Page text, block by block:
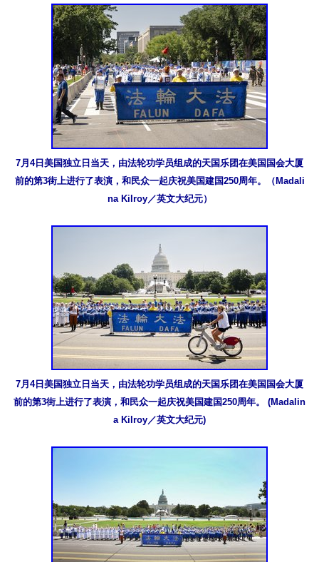
7月4日美国独立日当天，由法轮功学员组成的天国乐团在美国国会大厦
前的第3街上进行了表演，和民众一起庆祝美国建国250周年。（Madali
na Kilroy／英文大纪元）
7月4日美国独立日当天，由法轮功学员组成的天国乐团在美国国会大厦
前的第3街上进行了表演，和民众一起庆祝美国建国250周年。 (Madalin
a Kilroy／英文大纪元)